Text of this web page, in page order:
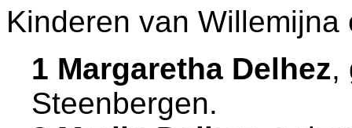
Kinderen van Willemijna
1 Margaretha Delhez,
Steenbergen.